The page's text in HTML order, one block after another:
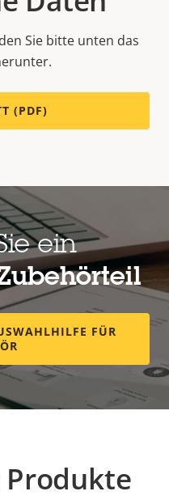
Sie bitte unten das
(PDF)
ein
FÜR